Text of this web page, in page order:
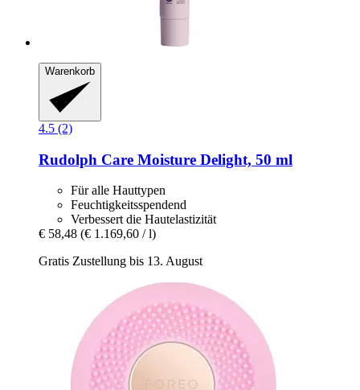
Warenkorb
4.5 (2)
Rudolph Care Moisture Delight, 50 ml
Für alle Hauttypen
Feuchtigkeitsspendend
Verbessert die Hautelastizität
€ 58,48 (€ 1.169,60 / l)
Gratis Zustellung bis 13. August